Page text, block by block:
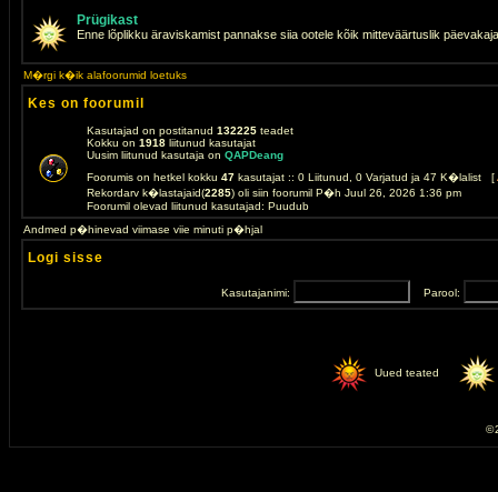
Prügikast
Enne lõplikku äraviskamist pannakse siia ootele kõik mitteväärtuslik
M�rgi k�ik alafoorumid loetuks
Kes on foorumil
Kasutajad on postitanud 132225 teadet
Kokku on 1918 liitunud kasutajat
Uusim liitunud kasutaja on QAPDeang
Foorumis on hetkel kokku 47 kasutajat :: 0 Liitunud, 0 Varjatud ja 47 K�lalist [
Rekordarv k�lastajaid(2285) oli siin foorumil P�h Juul 26, 2026 1:36 pm
Foorumil olevad liitunud kasutajad: Puudub
Andmed p�hinevad viimase viie minuti p�hjal
Logi sisse
Kasutajanimi: Parool:
Uued teated
©